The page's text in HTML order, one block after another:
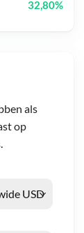
als
op
32,80%